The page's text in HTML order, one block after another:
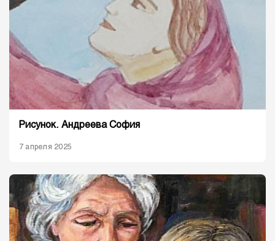
Рисунок. Андреева София
7 апреля 2025